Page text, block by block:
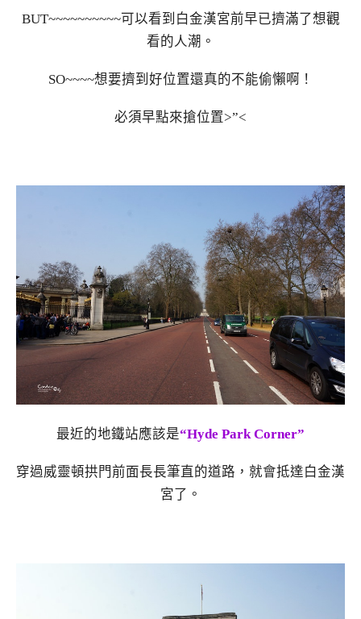
BUT~~~~~~~~~~可以看到白金漢宮前早已擠滿了想觀
看的人潮。
SO~~~~想要擠到好位置還真的不能偷懶啊！
必須早點來搶位置>”<
最近的地鐵站應該是“Hyde Park Corner”
穿過威靈頓拱門前面長長筆直的道路，就會抵達白金漢
宮了。